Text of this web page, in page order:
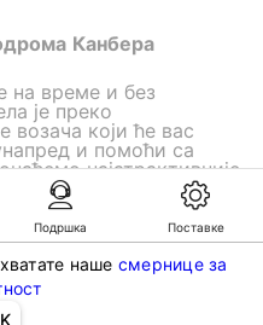
Подршка Поставке
наше смернице за
Канбера
на време и без
је преко
возача који ће вас
и помоћи са
најатрактивније
of KG GLOBAL LIMITED.